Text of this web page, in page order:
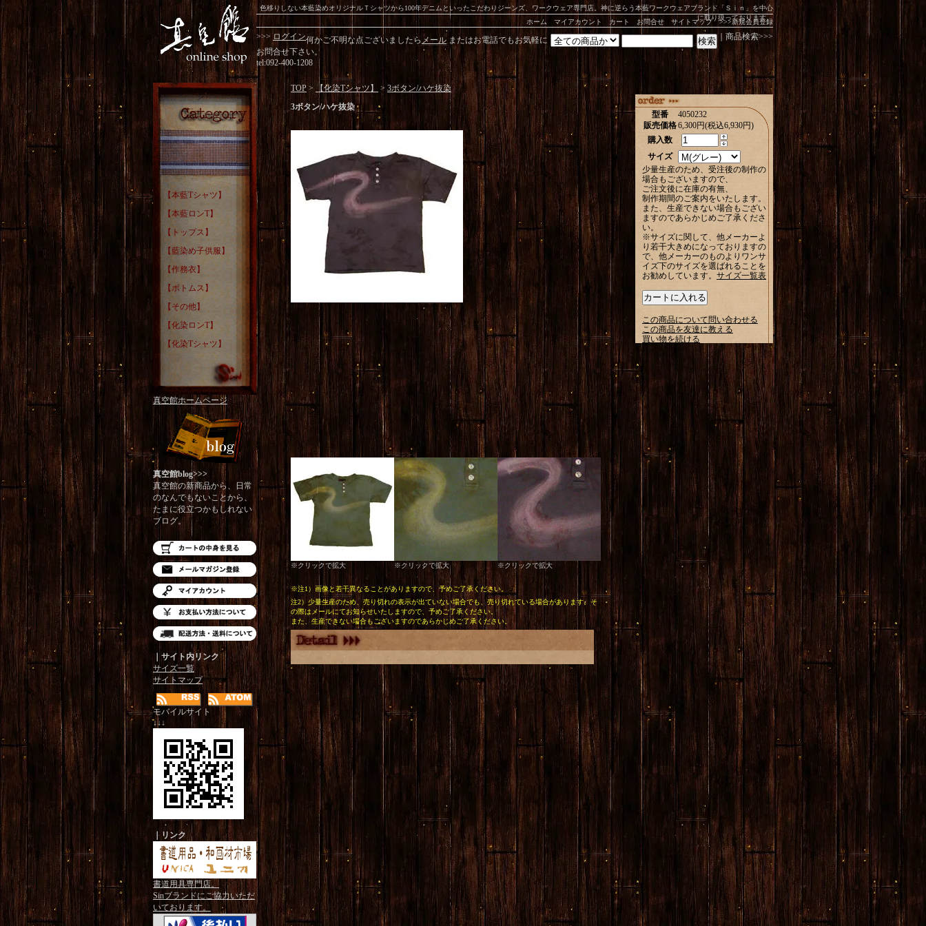
色移りしない本藍染めオリジナルＴシャツから100年デニムといったこだわりジーンズ、ワークウェア専門店。神に逆らう本藍ワークウェアブランド「Ｓｉｎ」を中心
に取り扱っております。
ホーム マイアカウント カート お問合せ サイトマップ >>>新規会員登録
>>>ログイン ｜商品検索>>>
何かご不明な点ございましたら メール またはお電話でもお気軽に
お問合せ下さい。
tel:092-400-1208
【本藍Tシャツ】
【本藍ロンT】
【トップス】
【藍染め子供服】
【作務衣】
【ボトムス】
【その他】
【化染ロンT】
【化染Tシャツ】
真空館ホームページ
真空館blog>>>
真空館の新商品から、日常
のなんでもないことから、
たまに役立つかもしれない
ブログ。
｜サイト内リンク
サイズ一覧
サイトマップ
モバイルサイト
↓↓↓
｜リンク
書道用具専門店。
Sinブランドにご協力いただ
いております。
TOP > 【化染Tシャツ】 > 3ボタン/ハケ抜染
3ボタン/ハケ抜染
※クリックで拡大 ※クリックで拡大 ※クリックで拡大
※注1）画像と若干異なることがありますので、予めご了承ください。
注2）少量生産のため、売り切れの表示が出ていない場合でも、売り切れている場合があります。そ
の際はメールにてお知らせいたしますので、予めご了承ください。
また、生産できない場合もございますのであらかじめご了承ください。
型番
4050232
販売価格6,300円(税込6,930円)
購入数
サイズ
少量生産のため、受注後の制作の
場合もございますので、
ご注文後に在庫の有無、
制作期間のご案内をいたします。
また、生産できない場合もござい
ますのであらかじめご了承くださ
い。
※サイズに関して、他メーカーよ
り若干大きめになっておりますの
で、他メーカーのものよりワンサ
イズ下のサイズを選ばれることを
お勧めしています。 サイズ一覧表
この商品について問い合わせる
この商品を友達に教える
買い物を続ける